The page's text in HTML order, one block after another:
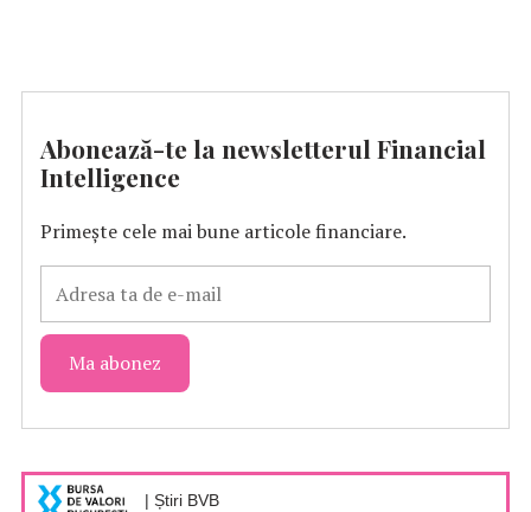
Abonează-te la newsletterul Financial
Intelligence
Primește cele mai bune articole financiare.
| Știri BVB